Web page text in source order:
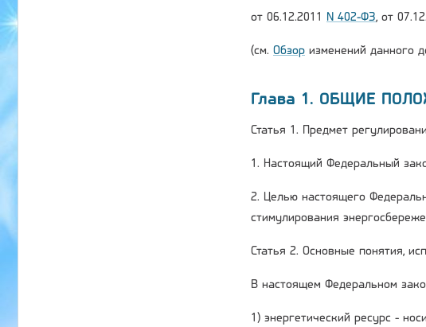
от 06.12.2011 N 402-ФЗ, от
(см. Обзор изменений данного
Глава 1. ОБЩИЕ
Статья 1. Предмет
1. Настоящий Федеральный
2. Целью настоящего
стимулирования
Статья 2. Основные понятия,
В настоящем Федеральном
1) энергетический ресурс -